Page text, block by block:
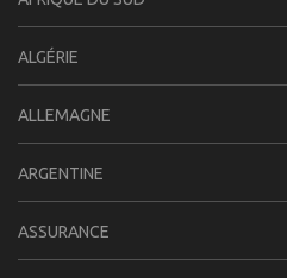
ALGÉRIE
ALLEMAGNE
ARGENTINE
ASSURANCE